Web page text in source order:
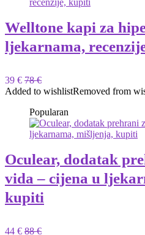
Welltone kapi za
ljekarnama,
39 € 78 €
Added to wishlistRemoved from
Popularan
Oculear, dodatak
vida – cijena u
kupiti
44 € 88 €